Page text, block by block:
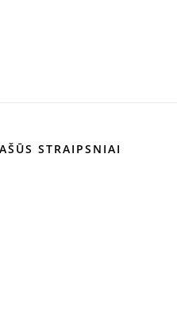
STRAIPSNIAI